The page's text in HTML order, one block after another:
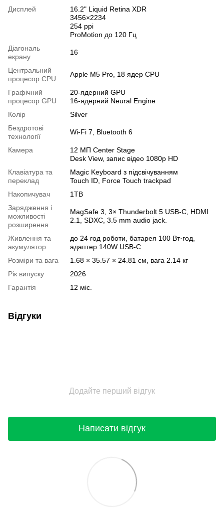
Дисплей
16.2" Liquid Retina XDR
3456×2234
254 ppi
ProMotion до 120 Гц
Діагональ
екрану
16
Центральний
процесор CPU
Apple M5 Pro, 18 ядер CPU
Графічний
процесор GPU
20-ядерний GPU
16-ядерний Neural Engine
Колір
Silver
Бездротові
технології
Wi-Fi 7, Bluetooth 6
Камера
12 МП Center Stage
Desk View, запис відео 1080p HD
Клавіатура та
переклад
Magic Keyboard з підсвічуванням
Touch ID, Force Touch trackpad
Накопичувач
1TB
Зарядження і
можливості
розширення
MagSafe 3, 3× Thunderbolt 5 USB-C, HDMI
2.1, SDXC, 3.5 mm audio jack.
Живлення та
акумулятор
до 24 год роботи, батарея 100 Вт·год,
адаптер 140W USB-C
Розміри та вага
1.68 × 35.57 × 24.81 см, вага 2.14 кг
Рік випуску
2026
Гарантія
12 міс.
Відгуки
Додайте перший відгук
Написати відгук